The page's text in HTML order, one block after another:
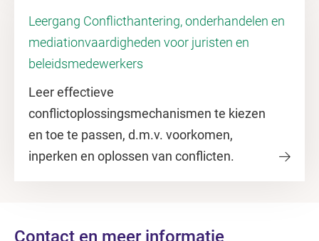
Leergang Conflicthantering, onderhandelen en
mediationvaardigheden voor juristen en
beleidsmedewerkers
Leer effectieve
conflictoplossingsmechanismen te kiezen
en toe te passen, d.m.v. voorkomen,
inperken en oplossen van conflicten.
Contact en meer informatie